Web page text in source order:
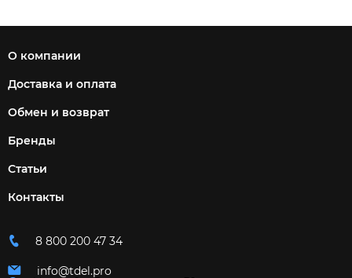
О компании
Доставка и оплата
Обмен и возврат
Бренды
Статьи
Контакты
8 800 200 47 34
info@tdel.pro